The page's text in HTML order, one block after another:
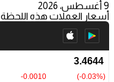
9 أغسطس، 2026
أسعار العملات هذه اللحظة